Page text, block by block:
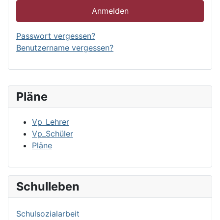
Pläne
Vp_Lehrer
Vp_Schüler
Pläne
Schulleben
Schulsozialarbeit
Anmelden
Passwort vergessen?
Benutzername vergessen?